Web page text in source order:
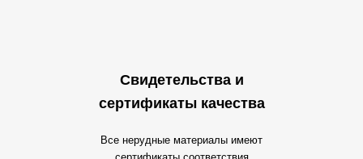
Свидетельства и
сертификаты качества
Все нерудные материалы имеют
сертификаты соответствия